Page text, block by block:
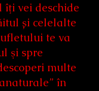
îţi vei deschide
și celelalte
te va
şi spre
multe
în